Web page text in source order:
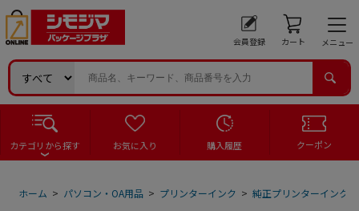
会員登録 カート メニュー
カテゴリから探す お気に入り 購入履歴 クーポン
ホーム > パソコン・OA用品 > プリンターインク > 純正プリンターインク